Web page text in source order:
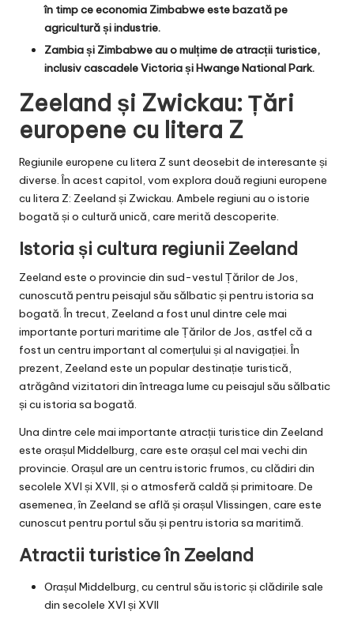
în timp ce economia Zimbabwe este bazată pe
agricultură și industrie.
Zambia și Zimbabwe au o mulțime de atracții turistice,
inclusiv cascadele Victoria și Hwange National Park.
Zeeland și Zwickau: Țări
europene cu litera Z
Regiunile europene cu litera Z sunt deosebit de interesante și
diverse. În acest capitol, vom explora două regiuni europene
cu litera Z: Zeeland și Zwickau. Ambele regiuni au o istorie
bogată și o cultură unică, care merită descoperite.
Istoria și cultura regiunii Zeeland
Zeeland este o provincie din sud-vestul Țărilor de Jos,
cunoscută pentru peisajul său sălbatic și pentru istoria sa
bogată. În trecut, Zeeland a fost unul dintre cele mai
importante porturi maritime ale Țărilor de Jos, astfel că a
fost un centru important al comerțului și al navigației. În
prezent, Zeeland este un popular destinație turistică,
atrăgând vizitatori din întreaga lume cu peisajul său sălbatic
și cu istoria sa bogată.
Una dintre cele mai importante atracții turistice din Zeeland
este orașul Middelburg, care este orașul cel mai vechi din
provincie. Orașul are un centru istoric frumos, cu clădiri din
secolele XVI și XVII, și o atmosferă caldă și primitoare. De
asemenea, în Zeeland se află și orașul Vlissingen, care este
cunoscut pentru portul său și pentru istoria sa maritimă.
Atractii turistice în Zeeland
Orașul Middelburg, cu centrul său istoric și clădirile sale
din secolele XVI și XVII